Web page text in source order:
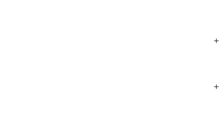
+
+